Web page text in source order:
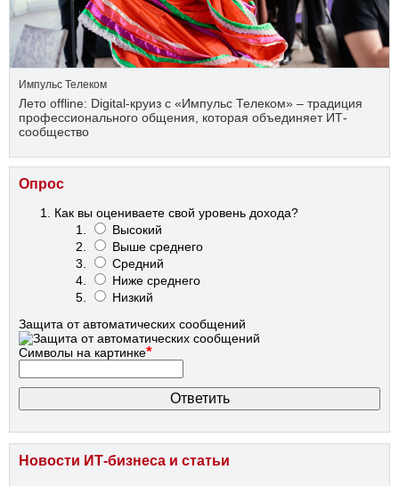
Импульс Телеком
Лето offline: Digital-круиз с «Импульс Телеком» – традиция
профессионального общения, которая объединяет ИТ-
сообщество
Опрос
Как вы оцениваете свой уровень дохода?
Высокий
Выше среднего
Средний
Ниже среднего
Низкий
Защита от автоматических сообщений
Символы на картинке*
Новости ИТ-бизнеса и статьи